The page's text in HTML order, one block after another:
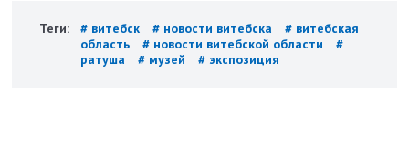
Теги: # витебск # новости витебска
# витебская
область
# новости витебской области
#
ратуша
# музей # экспозиция